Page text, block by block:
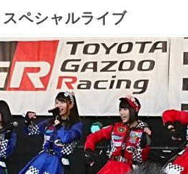
ペシャルライブ